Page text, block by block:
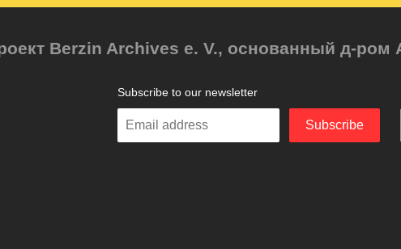
Berzin Archives e. V., основанный д-
Subscribe to our newsletter
Enter
Subscribe